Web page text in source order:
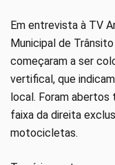
Em entrevista à TV
Municipal de
começaram a ser
vertifical, que
local. Foram abertos
faixa da direita
motocicletas.